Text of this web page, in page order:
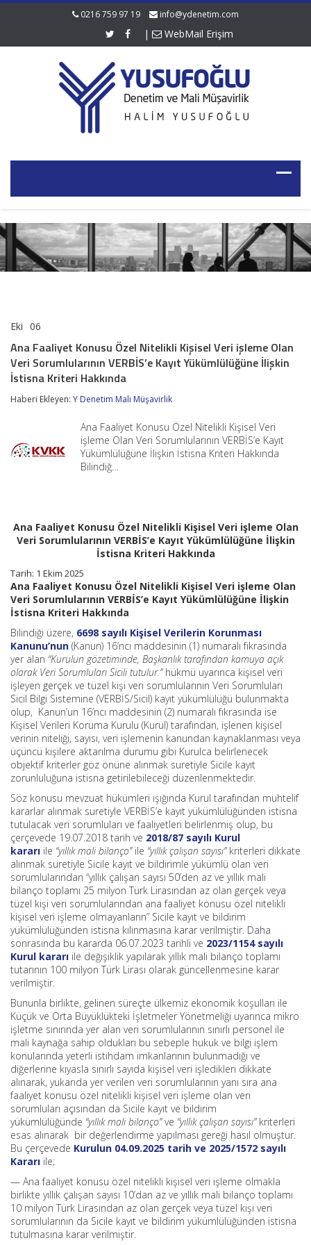
0216 759 97 19 info@ydenetim.com
| WebMail Erişim
Eki 06
Konusu
Özel
Nitelikli
Kişisel
Veri
Sorumlularının
VERBİS’e
Hakkında
için
Ana Faaliyet Konusu Özel Nitelikli Kişisel Veri işleme Olan
Veri Sorumlularının VERBİS’e Kayıt Yükümlülüğüne İlişkin
İstisna Kriteri Hakkında
Haberi Ekleyen: Y Denetim Mali Müşavirlik
Ana Faaliyet Konusu Özel Nitelikli Kişisel Veri
işleme Olan Veri Sorumlularının VERBİS’e Kayıt
Yükümlülüğüne İlişkin İstisna Kriteri Hakkında
Bilindiğ…
Ana Faaliyet Konusu Özel Nitelikli Kişisel Veri işleme Olan
Veri Sorumlularının VERBİS’e Kayıt Yükümlülüğüne İlişkin
İstisna Kriteri Hakkında
Tarih: 1 Ekim 2025
Ana Faaliyet Konusu Özel Nitelikli Kişisel Veri işleme Olan
Veri Sorumlularının VERBİS’e Kayıt Yükümlülüğüne İlişkin
İstisna Kriteri Hakkında
Bilindiği üzere, 6698 sayılı Kişisel Verilerin Korunması
Kanunu’nun (Kanun) 16’ncı maddesinin (1) numaralı fıkrasında
yer alan “Kurulun gözetiminde, Başkanlık tarafından kamuya açık
olarak Veri Sorumluları Sicili tutulur.”hükmü uyarınca kişisel veri
işleyen gerçek ve tüzel kişi veri sorumlularının Veri Sorumluları
Sicil Bilgi Sistemine (VERBİS/Sicil) kayıt yükümlülüğü bulunmakta
olup, Kanun’un 16’ncı maddesinin (2) numaralı fıkrasında ise
Kişisel Verileri Koruma Kurulu (Kurul) tarafından, işlenen kişisel
verinin niteliği, sayısı, veri işlemenin kanundan kaynaklanması veya
üçüncü kişilere aktarılma durumu gibi Kurulca belirlenecek
objektif kriterler göz önüne alınmak suretiyle Sicile kayıt
zorunluluğuna istisna getirilebileceği düzenlenmektedir.
Söz konusu mevzuat hükümleri ışığında Kurul tarafından muhtelif
kararlar alınmak suretiyle VERBİS’e kayıt yükümlülüğünden istisna
tutulacak veri sorumluları ve faaliyetleri belirlenmiş olup, bu
çerçevede 19.07.2018 tarih ve 2018/87 sayılı Kurul
kararı ile “yıllık mali bilanço”ile “yıllık çalışan sayısı”kriterleri dikkate
alınmak suretiyle Sicile kayıt ve bildirimle yükümlü olan veri
sorumlularından “yıllık çalışan sayısı 50’den az ve yıllık mali
bilanço toplamı 25 milyon Türk Lirasından az olan gerçek veya
tüzel kişi veri sorumlularından ana faaliyet konusu özel nitelikli
kişisel veri işleme olmayanların” Sicile kayıt ve bildirim
yükümlülüğünden istisna kılınmasına karar verilmiştir. Daha
sonrasında bu kararda 06.07.2023 tarihli ve 2023/1154 sayılı
Kurul kararı ile değişiklik yapılarak yıllık mali bilanço toplamı
tutarının 100 milyon Türk Lirası olarak güncellenmesine karar
verilmiştir.
Bununla birlikte, gelinen süreçte ülkemiz ekonomik koşulları ile
Küçük ve Orta Büyüklükteki İşletmeler Yönetmeliği uyarınca mikro
işletme sınırında yer alan veri sorumlularının sınırlı personel ile
mali kaynağa sahip oldukları bu sebeple hukuk ve bilgi işlem
konularında yeterli istihdam imkanlarının bulunmadığı ve
diğerlerine kıyasla sınırlı sayıda kişisel veri işledikleri dikkate
alınarak, yukarıda yer verilen veri sorumlularının yanı sıra ana
faaliyet konusu özel nitelikli kişisel veri işleme olan veri
sorumluları açısından da Sicile kayıt ve bildirim
yükümlülüğünde “yıllık mali bilanço”ve “yıllık çalışan sayısı”kriterleri
esas alınarak bir değerlendirme yapılması gereği hasıl olmuştur.
Bu çerçevede Kurulun 04.09.2025 tarih ve 2025/1572 sayılı
Kararı ile;
— Ana faaliyet konusu özel nitelikli kişisel veri işleme olmakla
birlikte yıllık çalışan sayısı 10’dan az ve yıllık mali bilanço toplamı
10 milyon Türk Lirasından az olan gerçek veya tüzel kişi veri
sorumlularının da Sicile kayıt ve bildirim yükümlülüğünden istisna
tutulmasına karar verilmiştir.